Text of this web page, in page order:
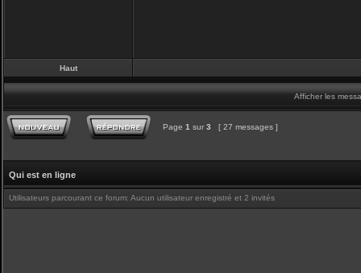
Haut
Afficher les
Page 1 sur 3 [ 27 messages ]
Qui est en ligne
Utilisateurs parcourant ce forum: Aucun utilisateur enregistré et 2 invités